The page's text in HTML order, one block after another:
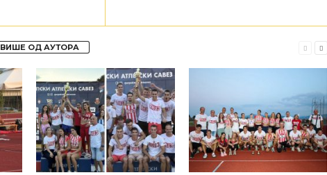
ВИШЕ ОД АУТОРА